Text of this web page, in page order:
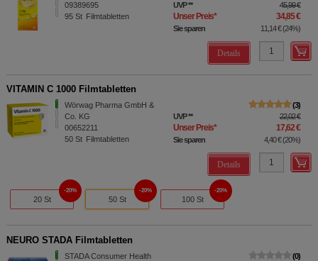
09389695
95 St Filmtabletten
UVP** 45,99 €
Unser Preis* 34,85 €
Sie sparen 11,14 €(24%)
Details
VITAMIN C 1000 Filmtabletten
Wörwag Pharma GmbH &
Co. KG
00652211
50 St Filmtabletten
3
UVP** 22,02 €
Unser Preis* 17,62 €
Sie sparen 4,40 €(20%)
Details
20 St
20%
50 St
20%
100 St
20%
NEURO STADA Filmtabletten
STADA Consumer Health
0